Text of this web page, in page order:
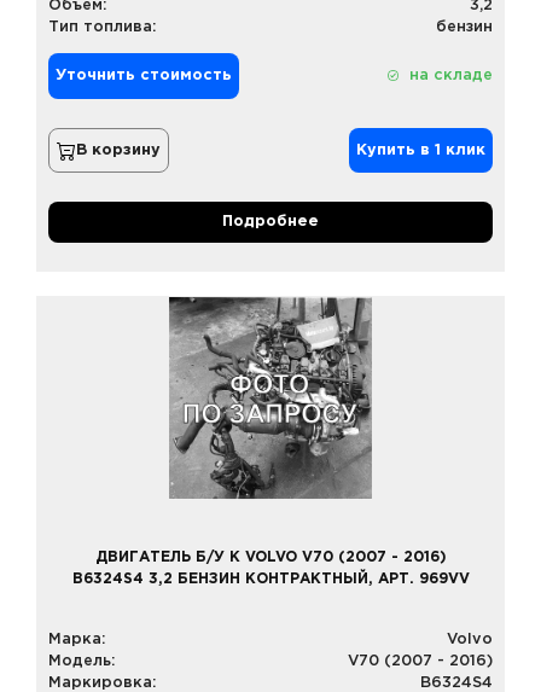
Объем:
3,2
Тип топлива:
бензин
Уточнить стоимость на складе
В корзину Купить в 1 клик
Подробнее
ДВИГАТЕЛЬ Б/У К VOLVO V70 (2007 - 2016)
B6324S4 3,2 БЕНЗИН КОНТРАКТНЫЙ, АРТ. 969VV
Марка:
Volvo
Модель:
V70 (2007 - 2016)
Маркировка:
B6324S4